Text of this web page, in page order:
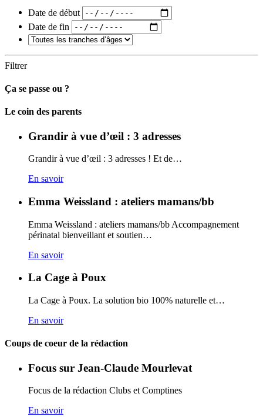
Date de début
Date de fin
Filtrer
Ça se passe ou ?
Carto
Le coin des parents
Grandir à vue d’œil : 3 adresses
Grandir à vue d’œil : 3 adresses ! Et de…
En savoir
Emma Weissland : ateliers mamans/bb
Emma Weissland : ateliers mamans/bb Accompagnement
périnatal bienveillant et soutien…
En savoir
La Cage à Poux
La Cage à Poux. La solution bio 100% naturelle et…
En savoir
Coups de coeur de la rédaction
Focus sur Jean-Claude Mourlevat
Focus de la rédaction Clubs et Comptines
En savoir